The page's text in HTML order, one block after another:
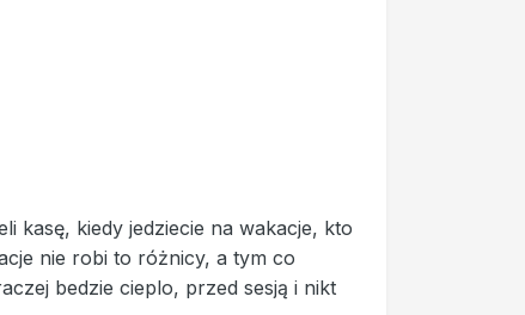
kasę, kiedy jedziecie na wakacje, kto
nie robi to różnicy, a tym co
bedzie cieplo, przed sesją i nikt